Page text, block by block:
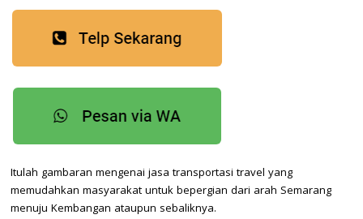
Itulah gambaran mengenai jasa transportasi travel yang
memudahkan masyarakat untuk bepergian dari arah Semarang
menuju Kembangan ataupun sebaliknya.